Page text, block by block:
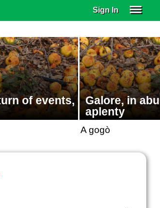
Sign In
of events,
Galore, in
aplenty
A gogò